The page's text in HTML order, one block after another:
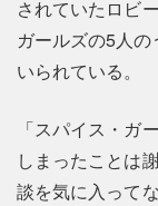
されていたロビ
ガールズの5人
いられている。
「スパイス・ガ
しまったことは
談を気に入って